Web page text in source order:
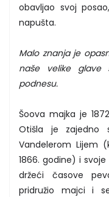
obavljao svoj
napušta.
Malo znanja je
naše velike
podnesu.
Šoova majka je
Otišla je zajedno
Vandelerom Lijem
1866. godine) i
držeći časove
pridružio majci i